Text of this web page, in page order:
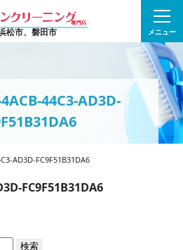
松市、磐田市 メニュー
44C3-AD3D-
AD3D-FC9F51B31DA6
FC9F51B31DA6